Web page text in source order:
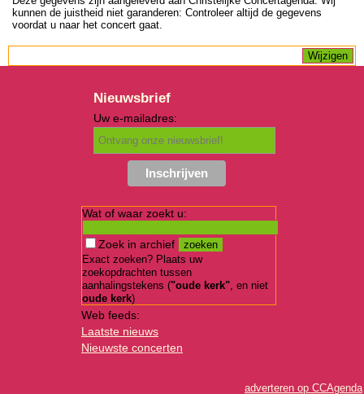
kunnen de juistheid niet garanderen: Controleer altijd de gegevens
voordat u naar het concert gaat.
Nieuwsbrief
Uw e-mailadres:
Wat of waar zoekt u:
Zoek in archief
Exact zoeken? Plaats uw
zoekopdrachten tussen
aanhalingstekens ("oude kerk", en niet
oude kerk)
Web feeds:
Laatste nieuws
Nieuwste concerten
adverteren op CCAgenda